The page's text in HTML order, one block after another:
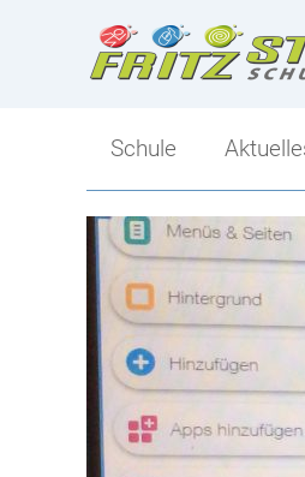
Schule
Direktion
Kollegium
Klassen
Tagesbetreuung
Berufs- und
Schulsozialarbeit